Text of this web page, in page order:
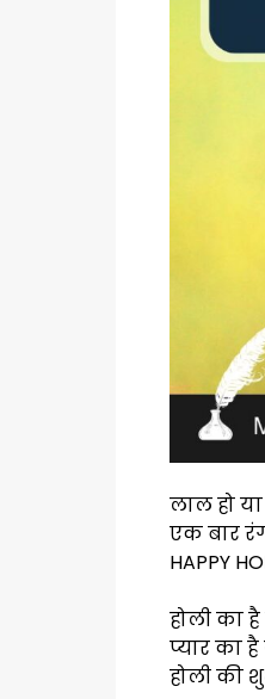
लाल हो या
एक बार
HAPPY
होली का
प्यार का
होली की